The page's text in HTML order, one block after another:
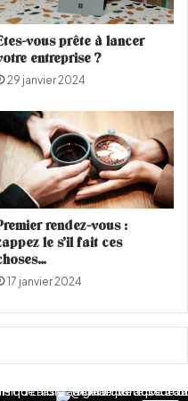
vous prête à lancer
entreprise ?
29 janvier 2024
rendez-vous :
le s’il fait ces
17 janvier 2024